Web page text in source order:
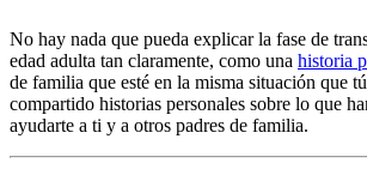
No hay nada que pueda explicar la fase de
edad adulta tan claramente, como una historia
de familia que esté en la misma situación que
compartido historias personales sobre lo que
ayudarte a ti y a otros padres de familia.